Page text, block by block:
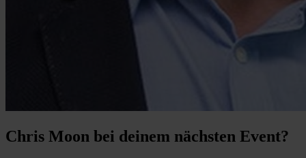
Chris Moon bei deinem nächsten Event?